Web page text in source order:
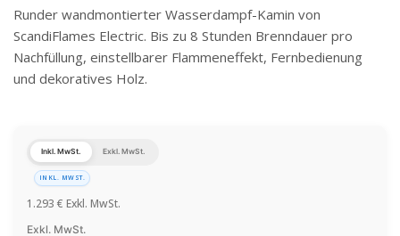
Runder wandmontierter Wasserdampf-Kamin von
ScandiFlames Electric. Bis zu 8 Stunden Brenndauer pro
Nachfüllung, einstellbarer Flammeneffekt, Fernbedienung
und dekoratives Holz.
Inkl. MwSt. Exkl. MwSt.
INKL. MWST.
1.293 € Exkl. MwSt.
Exkl. MwSt.